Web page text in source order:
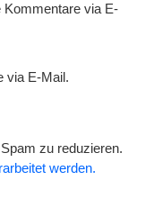
Kommentare via E-
via E-Mail.
zu reduzieren.
werden.